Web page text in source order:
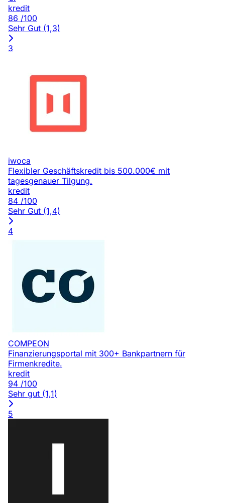
kredit
86 /100
Sehr Gut (1,3)
3
iwoca
Flexibler Geschäftskredit bis 500.000€ mit
tagesgenauer Tilgung.
kredit
84 /100
Sehr Gut (1,4)
4
COMPEON
Finanzierungsportal mit 300+ Bankpartnern für
Firmenkredite.
kredit
94 /100
Sehr gut (1,1)
5